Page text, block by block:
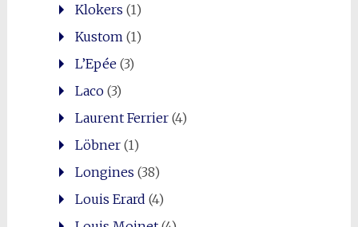
Klokers (1)
Kustom (1)
L’Epée(3)
Laco(3)
Laurent Ferrier(4)
Löbner(1)
Longines (38)
Louis Erard (4)